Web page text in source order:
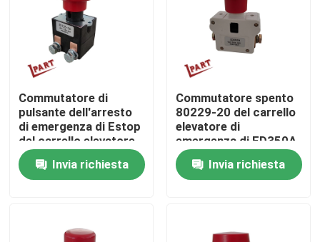
Controllo di qualità
Contattici
Notizie
Richieda una citazione
Commutatore di
pulsante dell'arresto
di emergenza di Estop
del carrello elevatore
ED125-36
Invia richiesta
Commutatore spento
80229-20 del carrello
elevatore di
emergenza di ED350A
Invia richiesta